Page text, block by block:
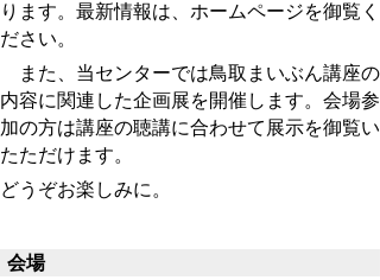
ります。最新情報は、ホームページを御覧く
ださい。
また、当センターでは鳥取まいぶん講座の
内容に関連した企画展を開催します。会場参
加の方は講座の聴講に合わせて展示を御覧い
たただけます。
どうぞお楽しみに。
会場